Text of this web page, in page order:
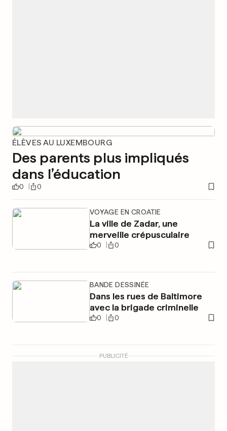
ÉLÈVES AU LUXEMBOURG
Des parents plus impliqués
dans l’éducation
0 0
VOYAGE EN CROATIE
La ville de Zadar, une
merveille crépusculaire
0 0
BANDE DESSINÉE
Dans les rues de Baltimore
avec la brigade criminelle
0 0
PUBLICITÉ